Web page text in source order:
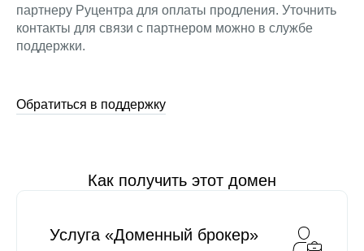
партнеру Руцентра для оплаты продления. Уточнить
контакты для связи с партнером можно в службе
поддержки.
Обратиться в поддержку
Как получить этот домен
Услуга «Доменный брокер»